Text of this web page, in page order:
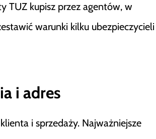
TUZ kupisz przez agentów, w
warunki kilku ubezpieczycieli
i adres
i sprzedaży. Najważniejsze